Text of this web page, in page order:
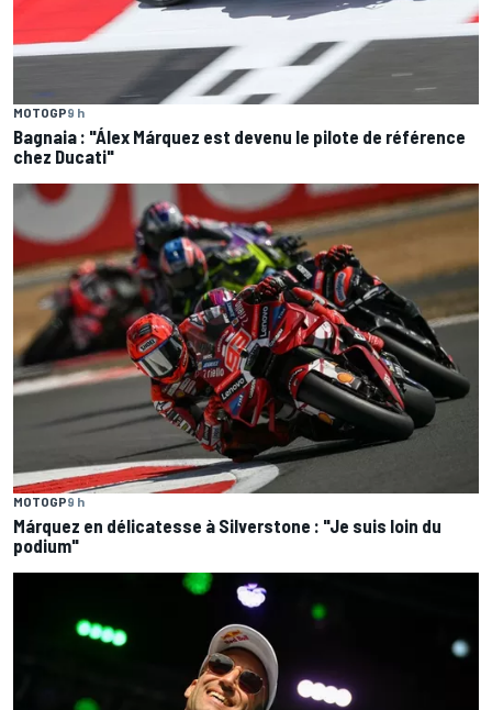
MOTOGP9 h
Bagnaia : "Álex Márquez est devenu le pilote de référence
chez Ducati"
MOTOGP9 h
Márquez en délicatesse à Silverstone : "Je suis loin du
podium"